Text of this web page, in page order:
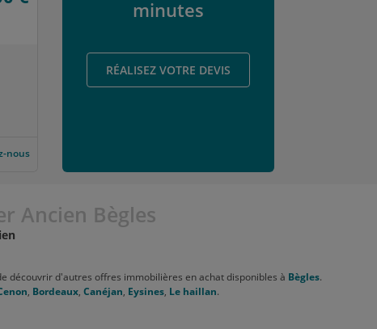
nous
minutes
RÉALISEZ VOTRE DEVIS
Ancien Bègles
découvrir d'autres offres immobilières en achat disponibles à Bègles.
, Bordeaux, Canéjan, Eysines, Le haillan.